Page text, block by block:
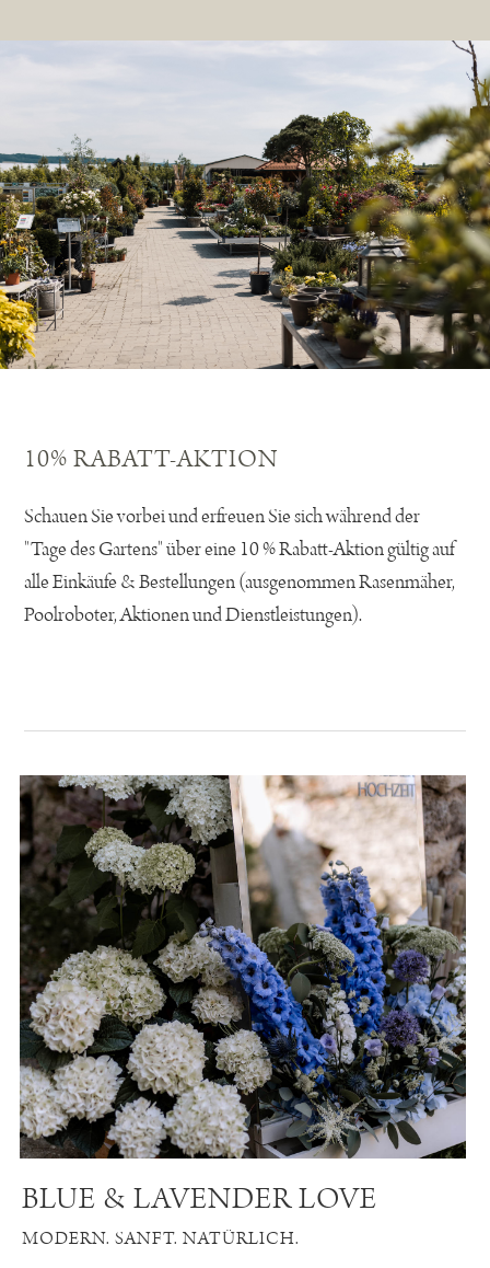
10% RABATT-AKTION
Schauen Sie vorbei und erfreuen Sie sich während der
"Tage des Gartens" über eine 10 % Rabatt-Aktion gültig auf
alle Einkäufe & Bestellungen (ausgenommen Rasenmäher,
Poolroboter, Aktionen und Dienstleistungen).
BLUE & LAVENDER LOVE
MODERN. SANFT. NATÜRLICH.